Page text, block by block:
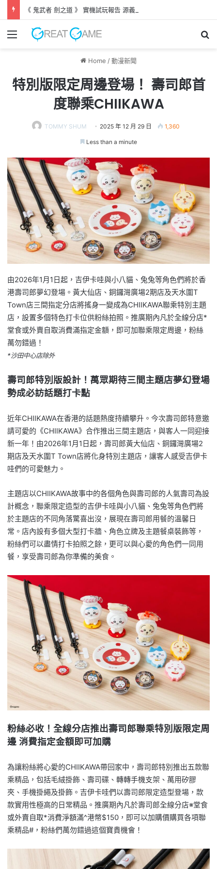
《 鬼武者 劍之道 》 實機試玩報告 源義經將是事件的起源！？
Menu
Home /動漫新聞
特別版限定周邊登場！ 壽司郎首
度聯乘CHIIKAWA
TOMMY SHUM 2025 年 12 月 29 日 1,360
Less than a minute
由2026年1月1日起，吉伊卡哇與小八貓、兔兔等角色們將於香
港壽司郎夢幻登場。黃大仙店、銅鑼灣廣場2期店及天水圍T
Town店三間指定分店將搖身一變成為CHIIKAWA聯乘特別主題
店，設置多個特色打卡位供粉絲拍照。推廣期內凡於全線分店*
堂食或外賣自取消費滿指定金額，即可加聯乘限定周邊，粉絲
萬勿錯過！
*沙田中心店除外
壽司郎特別版設計！萬眾期待三間主題店夢幻登場
勢成必訪話題打卡點
近年CHIIKAWA在香港的話題熱度持續攀升。今次壽司郎特意邀
請可愛的《CHIIKAWA》合作推出三間主題店，與客人一同迎接
新一年！由2026年1月1日起，壽司郎黃大仙店、銅鑼灣廣場2
期店及天水圍T Town店將化身特別主題店，讓客人感受吉伊卡
哇們的可愛魅力。
主題店以CHIIKAWA故事中的各個角色與壽司郎的人氣壽司為設
計概念，聯乘限定造型的吉伊卡哇與小八貓、兔兔等角色們將
於主題店的不同角落驚喜出沒，展現在壽司郎用餐的溫馨日
常。店內設有多個大型打卡牆、角色立牌及主題餐桌裝飾等，
粉絲們可以盡情打卡拍照之餘，更可以與心愛的角色們一同用
餐，享受壽司郎為你準備的美食。
粉絲必收！全線分店推出壽司郎聯乘特別版限定周
邊 消費指定金額即可加購
為讓粉絲將心愛的CHIIKAWA帶回家中，壽司郎特別推出五款聯
乘精品，包括毛絨掛飾、壽司碟、轉轉手機支架、萬用矽膠
夾、手機掛繩及掛飾。吉伊卡哇們以壽司郎限定造型登場，款
款實用性極高的日常精品。推廣期內凡於壽司郎全線分店※堂食
或外賣自取*消費淨額滿^港幣$150，即可以加購價購買各項聯
乘精品#，粉絲們萬勿錯過這個寶貴機會！